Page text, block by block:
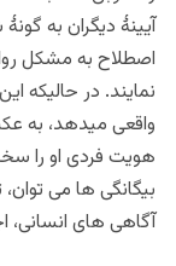
آیینۀ دیگران به
اصطلاح به مشکل
نمایند. در حالیکه
واقعی میدهد، به
هویت فردی او را
بیگانگی ها می
آگاهی های انسانی،